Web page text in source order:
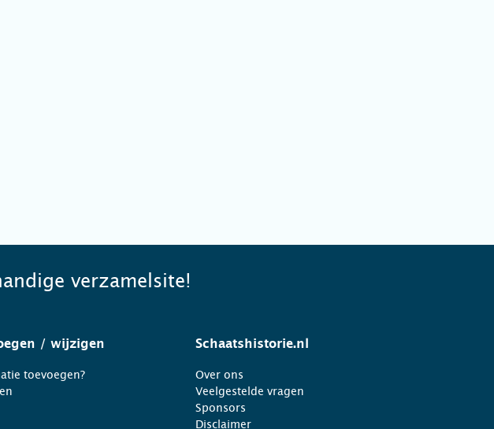
verzamelsite!
/ wijzigen
toevoegen?
Schaatshistorie.nl
Over ons
Veelgestelde vragen
Sponsors
Disclaimer